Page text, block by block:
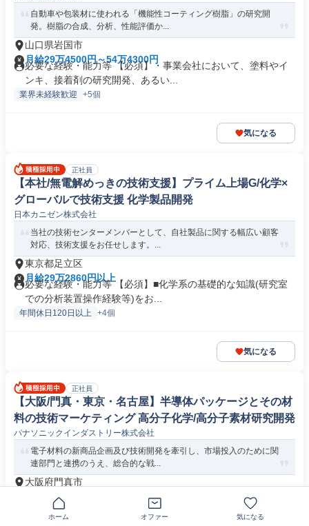
自動車や包装材に使われる「機能性コーティング樹脂」の研究開
発。樹脂の合成、分析、性能評価か...
山口県岩国市
月給29万4500円～54万4300円
必要な経験・能力等 【必須】・事業会社において、塗料やイ
ンキ、接着剤の研究開発、あるい...
業界未経験歓迎 +5個
気になる
正社員
【本社/無電解めっきの技術支援】プライム上場G/化学×
グローバルで技術支援 化学製品開発
日本カニゼン株式会社
当社の技術センターメンバーとして、自社製品に関する幅広い顧客
対応、技術支援をお任せします。...
東京都足立区
月給29万2860円以上
必要な経験・能力等 【必須】■化学系の基礎的な知識(研究室
での分析装置操作経験等)をお...
年間休日120日以上 +4個
気になる
正社員
【大阪/門真・東京・名古屋】半導体パッケージとその材
料の技術マーケティング 高分子化学/高分子素材研究開発
パナソニックインダストリー株式会社
電子材料の新商品企画及び技術開発を牽引し、市場投入のために関
連部門と連携のうえ、総合的な戦...
大阪府門真市
月給33万4000円～48万5000円
必要な経験・能力等 【必須】■半導体パッケージの開発経験を
5年以上お持ちの方(有機サブ...
ホーム オファー 気になる